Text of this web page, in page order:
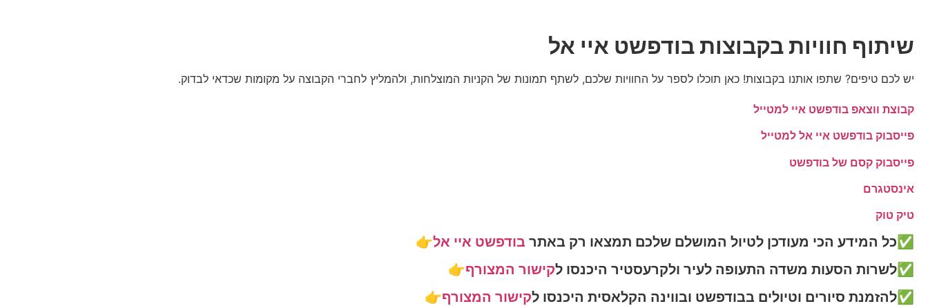
שיתוף חוויות בקבוצות בודפשט איי אל
יש לכם טיפים? שתפו אותנו בקבוצות! כאן תוכלו לספר על החוויות שלכם, לשתף תמונות של הקניות המוצלחות, ולהמליץ לחברי הקבוצה על מקומות שכדאי לבדוק.
קבוצת ווצאפ בודפשט איי למטייל
פייסבוק בודפשט איי אל למטייל
פייסבוק קסם של בודפשט
אינסטגרם
טיק טוק
✅כל המידע הכי מעודכן לטיול המושלם שלכם תמצאו רק באתר בודפשט איי אל👉
✅לשרות הסעות משדה התעופה לעיר ולקרעסטיר היכנסו לקישור המצורף👉
✅להזמנת סיורים וטיולים בבודפשט ובווינה הקלאסית היכנסו לקישור המצורף👉